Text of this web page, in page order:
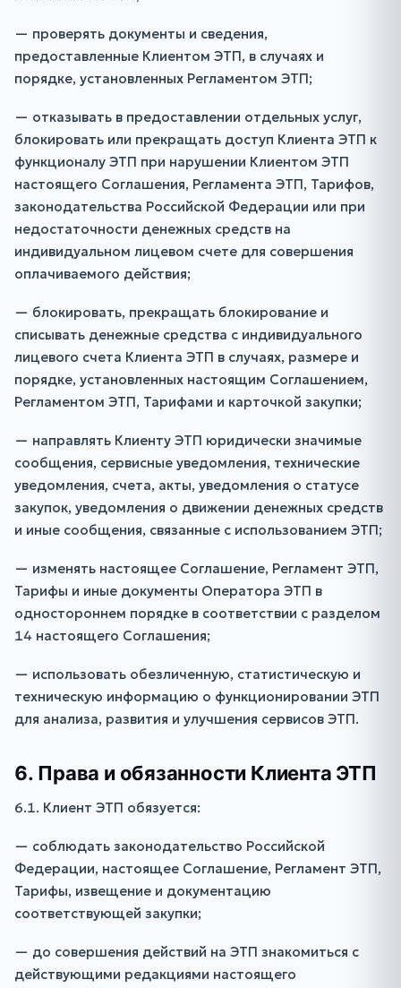
— проверять документы и сведения,
предоставленные Клиентом ЭТП, в случаях и
порядке, установленных Регламентом ЭТП;
— отказывать в предоставлении отдельных услуг,
блокировать или прекращать доступ Клиента ЭТП к
функционалу ЭТП при нарушении Клиентом ЭТП
настоящего Соглашения, Регламента ЭТП, Тарифов,
законодательства Российской Федерации или при
недостаточности денежных средств на
индивидуальном лицевом счете для совершения
оплачиваемого действия;
— блокировать, прекращать блокирование и
списывать денежные средства с индивидуального
лицевого счета Клиента ЭТП в случаях, размере и
порядке, установленных настоящим Соглашением,
Регламентом ЭТП, Тарифами и карточкой закупки;
— направлять Клиенту ЭТП юридически значимые
сообщения, сервисные уведомления, технические
уведомления, счета, акты, уведомления о статусе
закупок, уведомления о движении денежных средств
и иные сообщения, связанные с использованием ЭТП;
— изменять настоящее Соглашение, Регламент ЭТП,
Тарифы и иные документы Оператора ЭТП в
одностороннем порядке в соответствии с разделом
14 настоящего Соглашения;
— использовать обезличенную, статистическую и
техническую информацию о функционировании ЭТП
для анализа, развития и улучшения сервисов ЭТП.
6. Права и обязанности Клиента ЭТП
6.1. Клиент ЭТП обязуется:
— соблюдать законодательство Российской
Федерации, настоящее Соглашение, Регламент ЭТП,
Тарифы, извещение и документацию
соответствующей закупки;
— до совершения действий на ЭТП знакомиться с
действующими редакциями настоящего